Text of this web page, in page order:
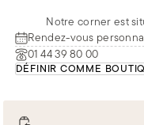
Notre corner est
Rendez-vous
01 44 39 80 00
DÉFINIR COMME